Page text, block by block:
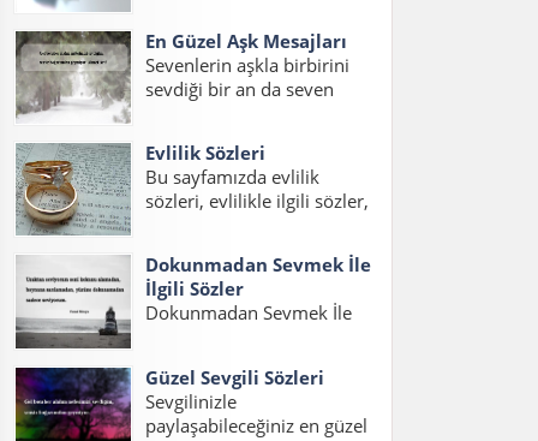
de bulabilirsiniz....
sevgiliye en güzel romantik
sözler ve en güzel duygulu
sözleri okuyabilirsiniz.
Sözler – Oksijeni bilmem
ama...
En Güzel Aşk Mesajları
Sevenlerin aşkla birbirini
sevdiği bir an da seven
söylemek ister. Aşk sözleri
romantik uzun, aşk
mesajları en güzel ve
okuyabilirsiniz....
Evlilik Sözleri
Bu sayfamızda evlilik
sözleri, evlilikle ilgili sözler,
güzel evlilik sözleri, evlilik
mesajları ve evlilik için
sözler konulu bir yazı
hazırladık. Sevdiğiniz bir
kutlamak...
Dokunmadan Sevmek İle
İlgili Sözler
Dokunmadan Sevmek İle
Dokunmadan sevmekle
ilgili Sözler, Görmeden
dokunmadan sevmek
Güzel Sevgili Sözleri
Sevgilinizle
paylaşabileceğiniz en güzel